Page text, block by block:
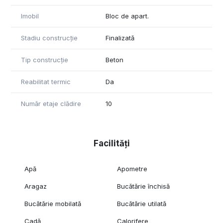
Imobil Bloc de apart.
Stadiu construcție Finalizată
Tip construcție Beton
Reabilitat termic Da
Număr etaje clădire 10
Facilități
Apă Apometre
Aragaz Bucătărie închisă
Bucătărie mobilată Bucătărie utilată
Cadă Calorifere